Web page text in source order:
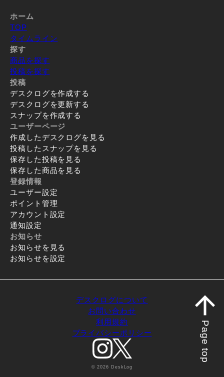
ホーム
TOP
タイムライン
探す
商品を探す
投稿を探す
投稿
デスクログを作成する
デスクログを更新する
スナップを作成する
ユーザーページ
作成したデスクログを見る
投稿したスナップを見る
保存した投稿を見る
保存した商品を見る
登録情報
ユーザー設定
ポイント管理
アカウント設定
通知設定
お知らせ
お知らせを見る
お知らせを設定
デスクログについて
お問い合わせ
利用規約
プライバシーポリシー
© 2026 DeskLog
Page top